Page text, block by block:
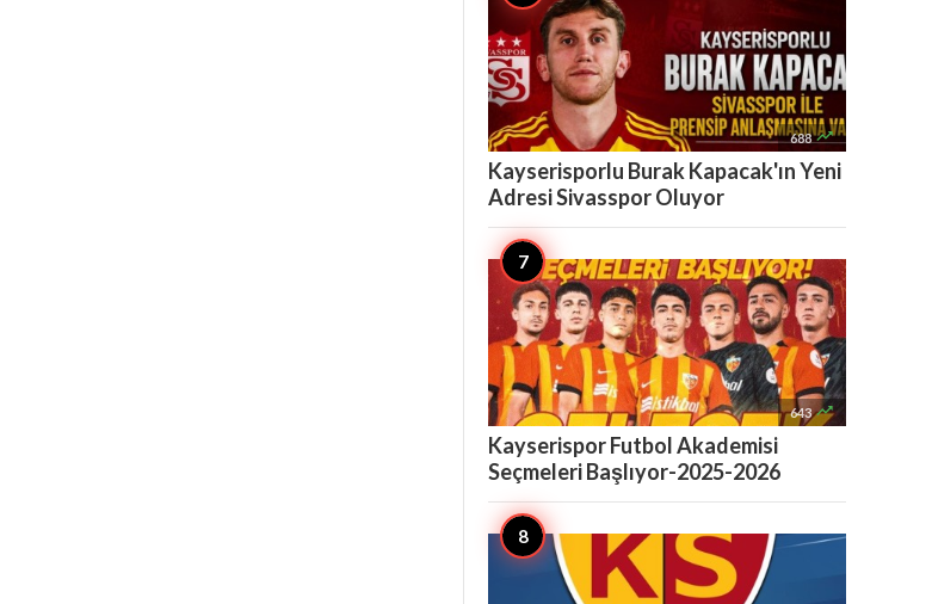
688 
Kayserisporlu Burak Kapacak'ın Yeni
Adresi Sivasspor Oluyor
643 
Kayserispor Futbol Akademisi
Seçmeleri Başlıyor-2025-2026